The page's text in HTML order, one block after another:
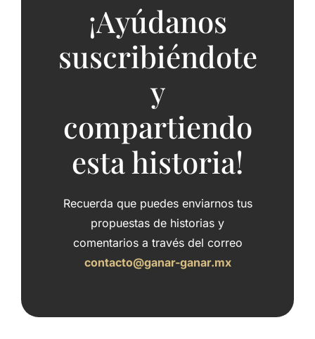
¡Ayúdanos
suscribiéndote
y
compartiendo
esta historia!
Recuerda que puedes enviarnos tus
propuestas de historias y
comentarios a través del correo
contacto@ganar-ganar.mx